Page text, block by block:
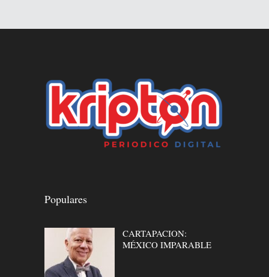
Populares
CARTAPACION:
MÉXICO IMPARABLE